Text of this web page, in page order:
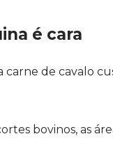
é cara
carne de cavalo
bovinos, as